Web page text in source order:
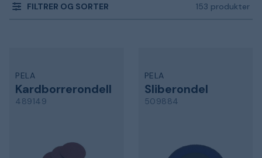
FILTRER OG SORTER 153 produkter
PELA
Kardborrerondell
489149
PELA
Sliberondel
509884